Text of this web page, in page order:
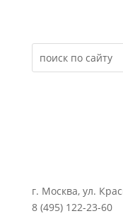
г. Москва, ул.
8 (495) 122-23-60